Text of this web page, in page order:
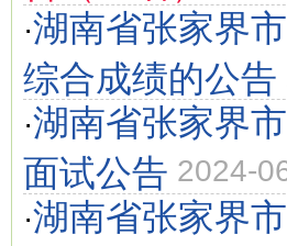
·湖南省张家界
综合成绩的公告
·湖南省张家界
面试公告 2024-
·湖南省张家界